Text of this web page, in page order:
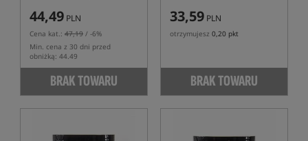
44,49 PLN
Cena kat.: 47,19 / -6%
Min. cena z 30 dni przed
obniżką: 44.49
BRAK TOWARU
33,59 PLN
otrzymujesz 0,20 pkt
BRAK TOWARU